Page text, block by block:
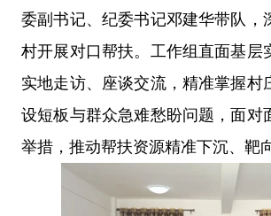
委副书记、纪委书记邓建华带队，
村开展对口帮扶。工作组直面基层
实地走访、座谈交流，精准掌握村
设短板与群众急难愁盼问题，面对
举措，推动帮扶资源精准下沉、靶